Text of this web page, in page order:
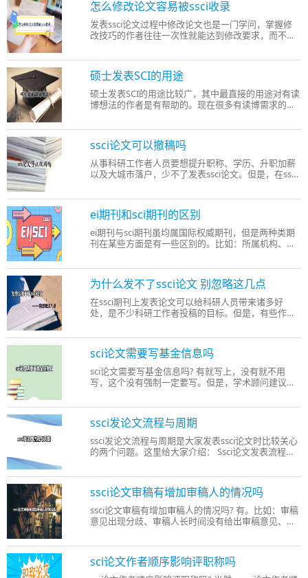
通过三审，未通
怎么修改论文容易被ssci收录
发表ssci论文过程中修改论文也是一门学问，掌握修
改技巧的作者往往一次性就能达到修改要求，而不懂
不仅费时费力，而且有拒稿的风险。所以，学习一些
修改技巧还是很有必要的。那怎么修改论文容易被
ssci收录呢?本文给大家
硕士发表SCI的用途
硕士发表SCI的用途比较广，其中最直接的用途对有读
博想法的作者是有帮助的。现在很多有读博需求的作
表SCI论文上，可见发表SCI论文对考博的作用。 除了
提升学历水平外，发表SCI论文还有以下用途： 1、获
得更多大厂offer
ssci论文可以撤稿吗
从事科研工作者人员要想提升职称、学历、升职加薪
以及大城市落户，少不了发表ssci论文。但是，在ssci
想要撤稿。想知道ssci论文可以撤稿吗? 可以，但是撤
稿原因一定要充分，且经过杂志社同意之后方能撤
稿。 ssci论文撤稿
ei期刊和sci期刊的区别
ei期刊与sci期刊虽均属国际权威期刊，但是两种类期
刊在某些方面是有一些区别的。比如：所属机构、收
样的。下面学术顾问进一步给大家分享ei期刊和sci期
刊的区别。 区别1、所属机构 ei期刊是被ei数据库收录
的期刊。ei数据
为什么发不了ssci论文 别忽略这几点
在ssci期刊上发表论文可以给科研人员带来诸多好
处，是不少科研工作者投稿的目标。但是，有些作者
遇到这种情况可能是由于以下原因导致的，大家在投
稿前一定不要忽略这几点。 1、论文缺少新意：ssci期
刊对论文创新性要
sci论文需要写基金信息吗
sci论文需要写基金信息吗? 有就写上，没有就不用
写，这个没有强制一定要写。但是，学术顾问建议：
这是因为带 基金的信息的论文 一般来说都具有较高的
学术价值，所以在学术界的认可度普遍比较高，因而
更受杂志社更重视
ssci发论文流程与周期
ssci发论文流程与周期是大家发表ssci论文时比较关心
的两个问题。这里给大家介绍： Ssci论文发表流程是
题的详细介绍。 一、ssci论文发表流程 1、准备ssci论
文稿件 2、选择适合的ssci目标期刊 3、通过邮箱或投
稿系统投稿
ssci论文审稿有增加审稿人的情况吗
ssci论文审稿有增加审稿人的情况吗? 有。比如：审稿
意见出现分歧、审稿人长时间没有给出审稿意见、审
外的审稿人，这在审稿过程中是比较常见的 ，所以出
现增加审稿人情况时不要太担心，耐心等待审稿意
见。 一般审稿时是
sci论文作者顺序影响评职称吗